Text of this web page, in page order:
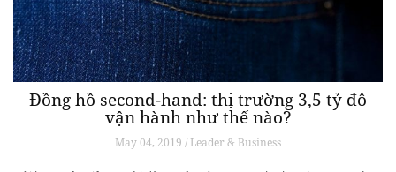
Đồng hồ second-hand: thị trường 3,5 tỷ đô
vận hành như thế nào?
May 04, 2019 / Leader & Business